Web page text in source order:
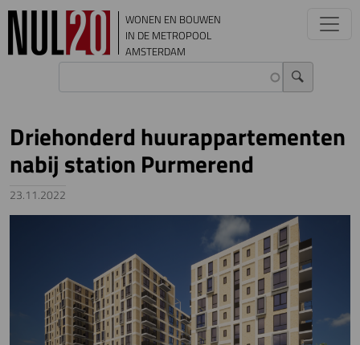
Overslaan en naar de inhoud gaan
WONEN EN BOUWEN
IN DE METROPOOL
AMSTERDAM
Driehonderd huurappartementen
nabij station Purmerend
23.11.2022